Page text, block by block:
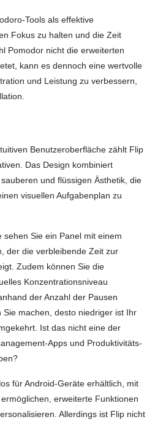
Tools als effektive
Fokus zu halten und die Zeit
Pomodor nicht die erweiterten
kann es dennoch eine wertvolle
und Leistung zu verbessern,
Benutzeroberfläche zählt Flip
Das Design kombiniert
und flüssigen Ästhetik, die
visuellen Aufgabenplan zu
sehen Sie ein Panel mit einem
der die verbleibende Zeit zur
Zudem können Sie die
Konzentrationsniveau
der Anzahl der Pausen
machen, desto niedriger ist Ihr
Ist das nicht eine der
Apps und Produktivitäts-
für Android-Geräte erhältlich, mit
erweiterte Funktionen
Allerdings ist Flip nicht